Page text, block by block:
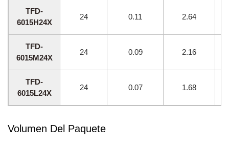
TFD-
6015H24X
24 0.11 2.64
TFD-
6015M24X
24 0.09 2.16
TFD-
6015L24X
24 0.07 1.68
Volumen Del Paquete